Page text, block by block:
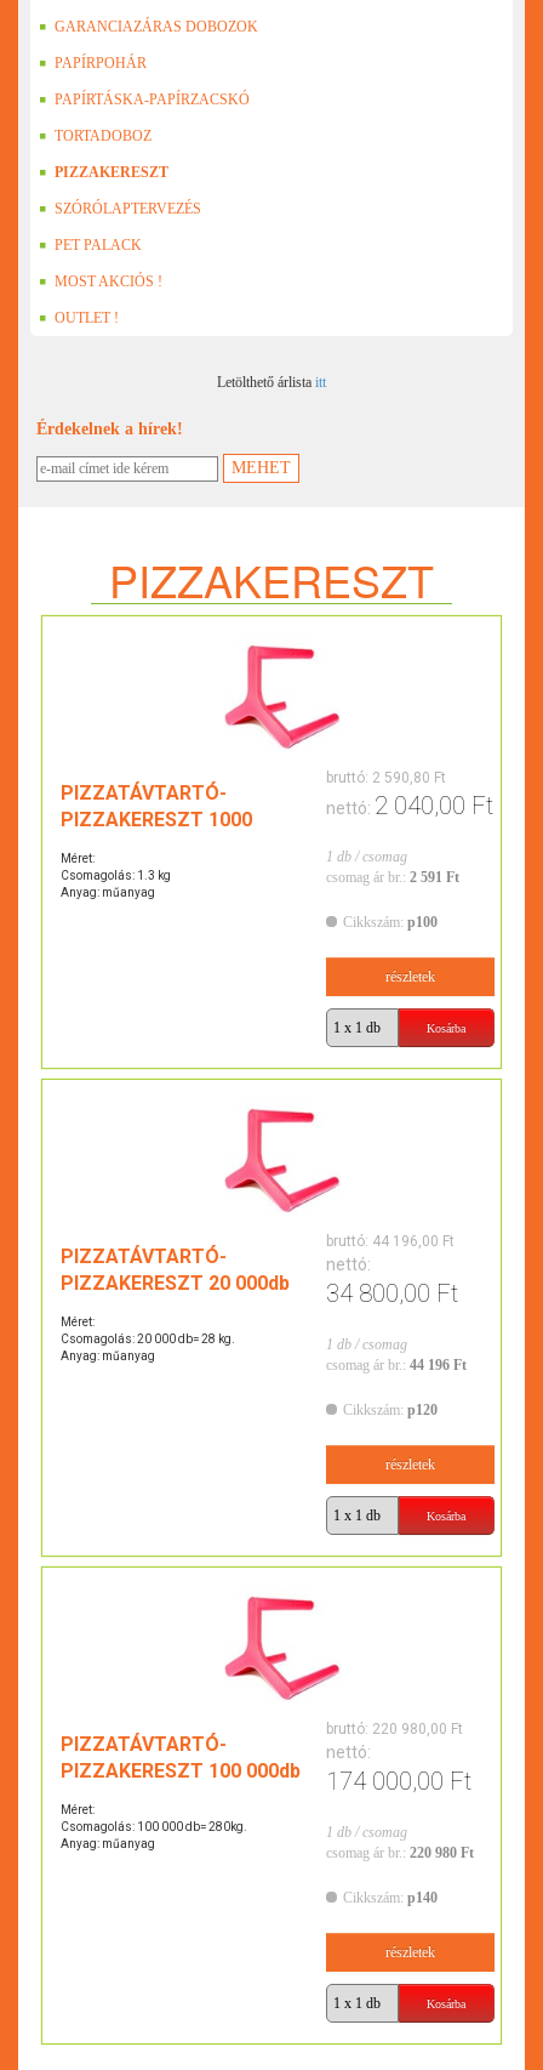
GARANCIAZÁRAS DOBOZOK
PAPÍRPOHÁR
PAPÍRTÁSKA-PAPÍRZACSKÓ
TORTADOBOZ
PIZZAKERESZT
SZÓRÓLAPTERVEZÉS
PET PALACK
MOST AKCIÓS !
OUTLET !
Letölthető árlista itt
Érdekelnek a hírek!
PIZZAKERESZT
PIZZATÁVTARTÓ-
PIZZAKERESZT 1000
Méret:
Csomagolás: 1.3 kg
Anyag: műanyag
bruttó: 2 590,80 Ft
nettó: 2 040,00 Ft
1 db / csomag
csomag ár br.: 2 591 Ft
Cikkszám: p100
részletek
PIZZATÁVTARTÓ-
PIZZAKERESZT 20 000db
Méret:
Csomagolás: 20 000 db= 28 kg.
Anyag: műanyag
bruttó: 44 196,00 Ft
nettó:
34 800,00 Ft
1 db / csomag
csomag ár br.: 44 196 Ft
Cikkszám: p120
részletek
PIZZATÁVTARTÓ-
PIZZAKERESZT 100 000db
Méret:
Csomagolás: 100 000 db= 280kg.
Anyag: műanyag
bruttó: 220 980,00 Ft
nettó:
174 000,00 Ft
1 db / csomag
csomag ár br.: 220 980 Ft
Cikkszám: p140
részletek